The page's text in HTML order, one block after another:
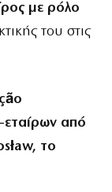
με ρόλο
του στις
από
το